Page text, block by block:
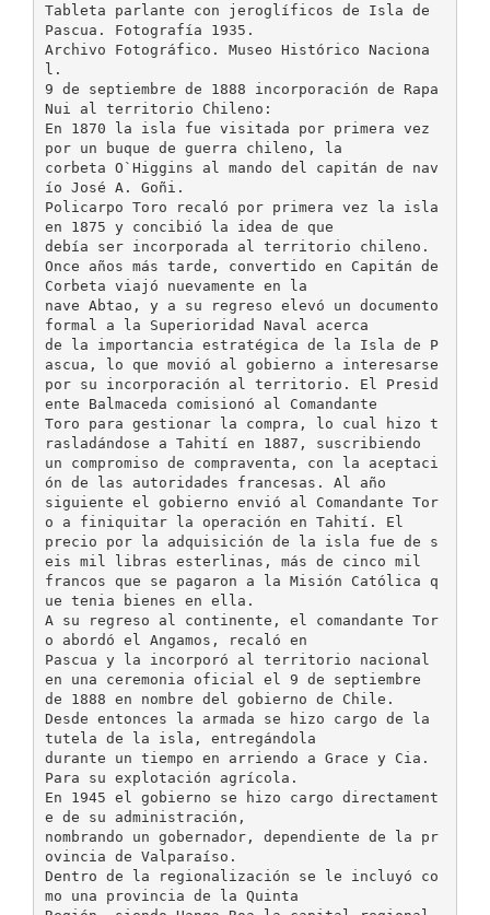
Tableta parlante con jeroglíficos de Isla de
Pascua. Fotografía 1935.
Archivo Fotográfico. Museo Histórico Naciona
l.
9 de septiembre de 1888 incorporación de Rapa
Nui al territorio Chileno:
En 1870 la isla fue visitada por primera vez
por un buque de guerra chileno, la
corbeta O`Higgins al mando del capitán de nav
ío José A. Goñi.
Policarpo Toro recaló por primera vez la isla
en 1875 y concibió la idea de que
debía ser incorporada al territorio chileno.
Once años más tarde, convertido en Capitán de
Corbeta viajó nuevamente en la
nave Abtao, y a su regreso elevó un documento
formal a la Superioridad Naval acerca
de la importancia estratégica de la Isla de P
ascua, lo que movió al gobierno a interesarse
por su incorporación al territorio. El Presid
ente Balmaceda comisionó al Comandante
Toro para gestionar la compra, lo cual hizo t
rasladándose a Tahití en 1887, suscribiendo
un compromiso de compraventa, con la aceptaci
ón de las autoridades francesas. Al año
siguiente el gobierno envió al Comandante Tor
o a finiquitar la operación en Tahití. El
precio por la adquisición de la isla fue de s
eis mil libras esterlinas, más de cinco mil
francos que se pagaron a la Misión Católica q
ue tenia bienes en ella.
A su regreso al continente, el comandante Tor
o abordó el Angamos, recaló en
Pascua y la incorporó al territorio nacional
en una ceremonia oficial el 9 de septiembre
de 1888 en nombre del gobierno de Chile.
Desde entonces la armada se hizo cargo de la
tutela de la isla, entregándola
durante un tiempo en arriendo a Grace y Cia.
Para su explotación agrícola.
En 1945 el gobierno se hizo cargo directament
e de su administración,
nombrando un gobernador, dependiente de la pr
ovincia de Valparaíso.
Dentro de la regionalización se le incluyó co
mo una provincia de la Quinta